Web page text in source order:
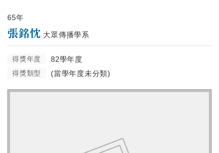
65年
張銘忱 大眾傳播學系
得獎年度 82學年度
得獎類型 (當學年度未分類)